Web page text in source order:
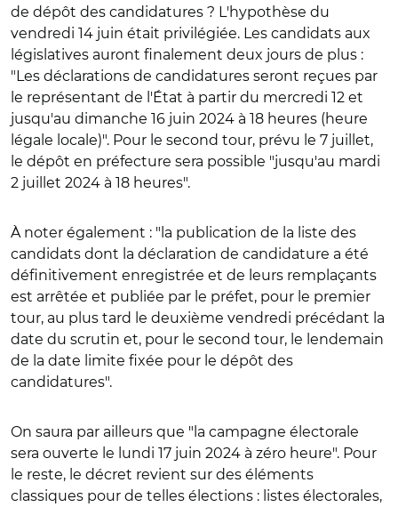
de dépôt des candidatures ? L'hypothèse du
vendredi 14 juin était privilégiée. Les candidats aux
législatives auront finalement deux jours de plus :
"Les déclarations de candidatures seront reçues par
le représentant de l'État à partir du mercredi 12 et
jusqu'au dimanche 16 juin 2024 à 18 heures (heure
légale locale)". Pour le second tour, prévu le 7 juillet,
le dépôt en préfecture sera possible "jusqu'au mardi
2 juillet 2024 à 18 heures".
À noter également : "la publication de la liste des
candidats dont la déclaration de candidature a été
définitivement enregistrée et de leurs remplaçants
est arrêtée et publiée par le préfet, pour le premier
tour, au plus tard le deuxième vendredi précédant la
date du scrutin et, pour le second tour, le lendemain
de la date limite fixée pour le dépôt des
candidatures".
On saura par ailleurs que "la campagne électorale
sera ouverte le lundi 17 juin 2024 à zéro heure". Pour
le reste, le décret revient sur des éléments
classiques pour de telles élections : listes électorales,